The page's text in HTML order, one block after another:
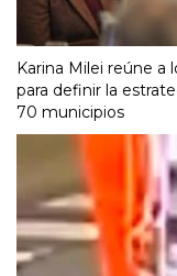
Karina Milei reúne a
para definir la
70 municipios